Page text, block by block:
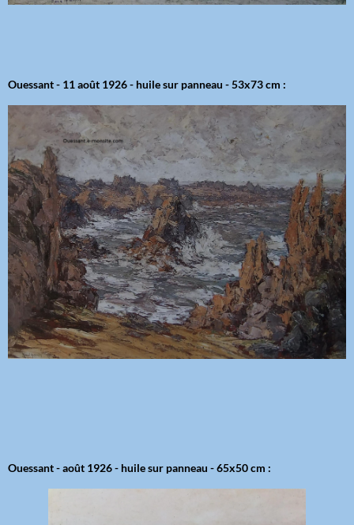
Ouessant - 11 août 1926 - huile sur panneau - 53x73 cm :
Ouessant - août 1926 - huile sur panneau - 65x50 cm :